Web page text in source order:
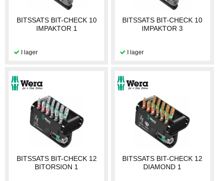
BITSSATS BIT-CHECK 10
IMPAKTOR 1
BITSSATS BIT-CHECK 10
IMPAKTOR 3
BITSSATS BIT-CHECK 12
BITORSION 1
BITSSATS BIT-CHECK 12
DIAMOND 1